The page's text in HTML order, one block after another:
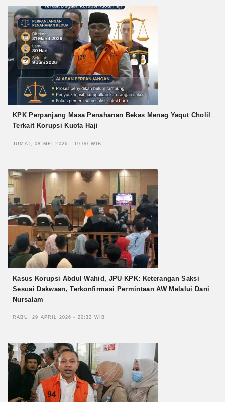
KPK Perpanjang Masa Penahanan Bekas Menag Yaqut Cholil
Terkait Korupsi Kuota Haji
JUMAT, 08 MEI 2026 - 19:00 WIB
Kasus Korupsi Abdul Wahid, JPU KPK: Keterangan Saksi
Sesuai Dakwaan, Terkonfirmasi Permintaan AW Melalui Dani
Nursalam
RABU, 29 APRIL 2026 - 20:32 WIB